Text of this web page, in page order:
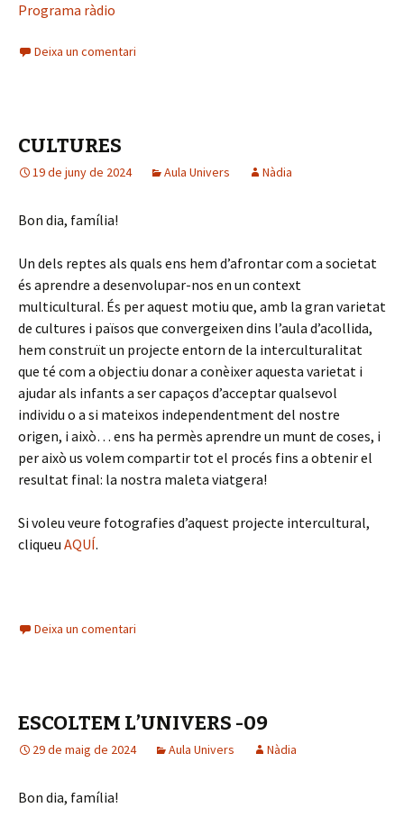
Programa ràdio
Deixa un comentari
CULTURES
19 de juny de 2024 Aula Univers Nàdia
Bon dia, família!
Un dels reptes als quals ens hem d’afrontar com a societat
és aprendre a desenvolupar-nos en un context
multicultural. És per aquest motiu que, amb la gran varietat
de cultures i països que convergeixen dins l’aula d’acollida,
hem construït un projecte entorn de la interculturalitat
que té com a objectiu donar a conèixer aquesta varietat i
ajudar als infants a ser capaços d’acceptar qualsevol
individu o a si mateixos independentment del nostre
origen, i això… ens ha permès aprendre un munt de coses, i
per això us volem compartir tot el procés fins a obtenir el
resultat final: la nostra maleta viatgera!
Si voleu veure fotografies d’aquest projecte intercultural,
cliqueu AQUÍ.
Deixa un comentari
ESCOLTEM L’UNIVERS -09
29 de maig de 2024 Aula Univers Nàdia
Bon dia, família!